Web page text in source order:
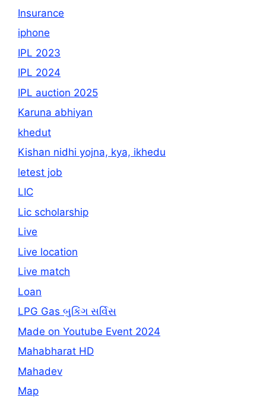
Insurance
iphone
IPL 2023
IPL 2024
IPL auction 2025
Karuna abhiyan
khedut
Kishan nidhi yojna, kya, ikhedu
letest job
LIC
Lic scholarship
Live
Live location
Live match
Loan
LPG Gas બુકિંગ સર્વિસ
Made on Youtube Event 2024
Mahabharat HD
Mahadev
Map